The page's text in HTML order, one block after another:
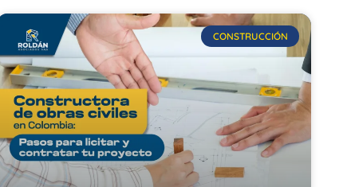
CONSTRUCCIÓN